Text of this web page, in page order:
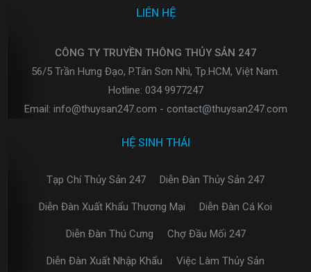
LIÊN HỆ
CÔNG TY TRUYỀN THÔNG THỦY SẢN 247
56/5 Trần Hưng Đạo, P.Tân Sơn Nhì, Tp.HCM, Việt Nam.
Hotline: 034 9977247
Email: info@thuysan247.com - contact@thuysan247.com
HỆ SINH THÁI
Tạp Chí Thủy Sản 247 Diễn Đàn Thủy Sản 247
Diễn Đàn Xuất Khẩu Thương Mại Diễn Đàn Cá Koi
Diễn Đàn Thú Cưng Chợ Đầu Mối 247
Diễn Đàn Xuất Nhập Khẩu Việc Làm Thủy Sản